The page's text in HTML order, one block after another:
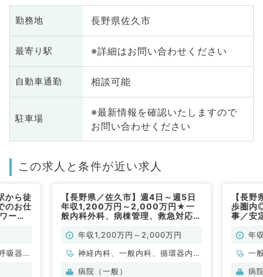
勤務地 長野県佐久市
最寄り駅 ※詳細はお問い合わせください
自動車通勤 相談可能
駐車場
※最新情報を確認いたしますので
お問い合わせください
この求人と条件が近い求人
から徒
のお仕
ーク
吸器内
【長野県／佐久市】週4日～週5日
年収1,200万円～2,000万円★一
般内科外科、病棟管理、救急対応の
年収1,200万円～2,000万円
神経内科、一般内科、循環器内
科、呼吸器内科、消化器内科、内
病院（一般）
【長
歩圏内
事／安
万円年
一
科
病